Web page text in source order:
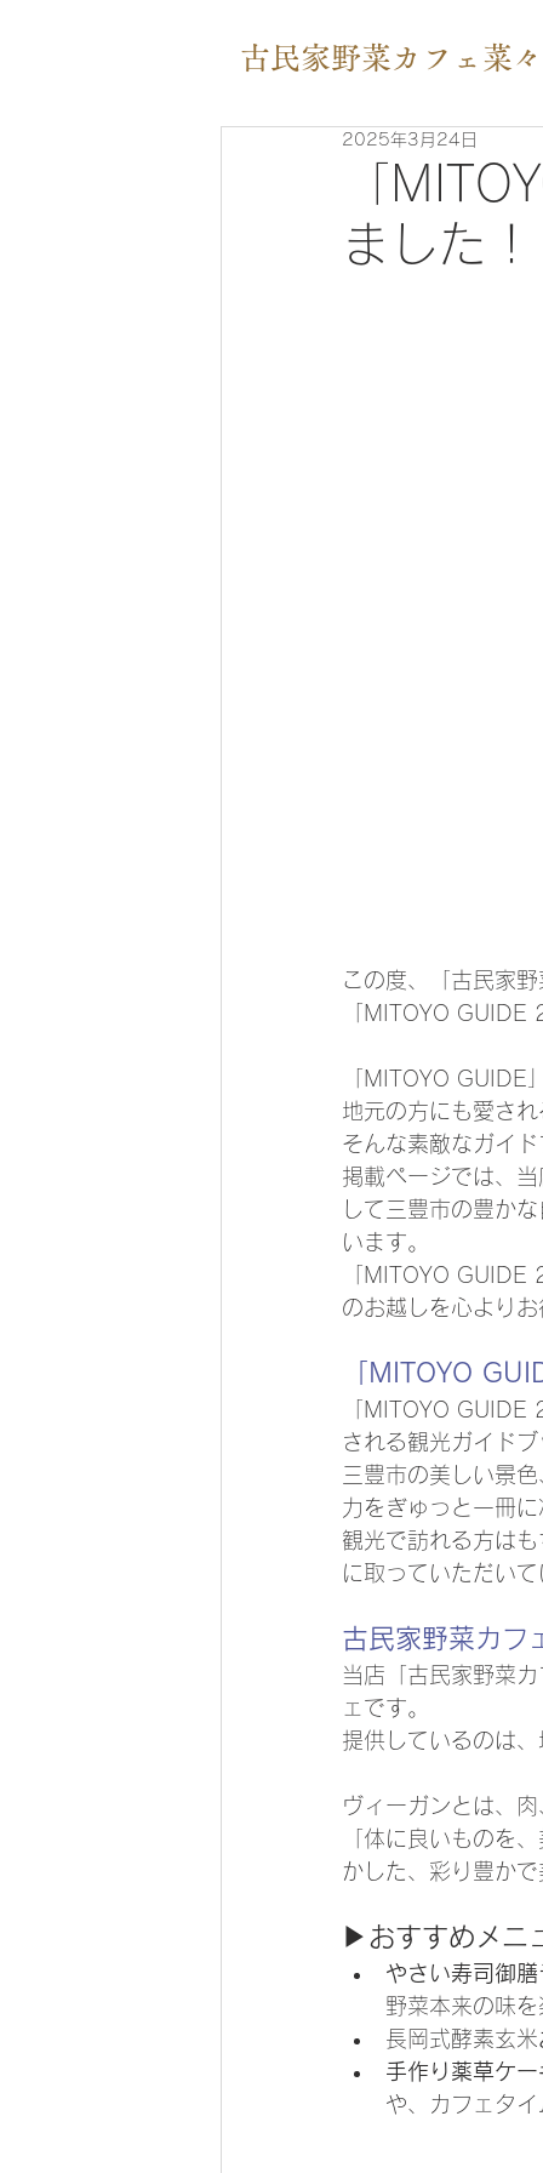
​古民家野菜カフェ菜々
「
ました！
2025年3月24日
この度、「古民家
「MITOYO GUIDE
「MITOYO GUIDE
地元の方にも愛され
そんな素敵なガイ
掲載ページでは、
して三豊市の豊か
います。
「MITOYO
のお越しを心よりお
「MITOYO
「MITOYO
される観光ガイドブ
三豊市の美しい景
力をぎゅっと一冊に
観光で訪れる方は
に取っていただいて
古民家野菜カフ
当店「古民家野菜
ェです。
提供しているのは
ヴィーガンとは、
「体に良いものを
かした、彩り豊か
▶ おすすめメニ
やさい寿司御膳
野菜本来の味を
長岡式酵素玄米
手作り薬草ケー
や、カフェタイ